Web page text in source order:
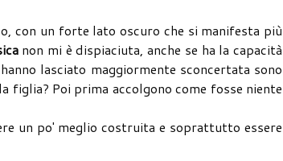
con un forte lato oscuro che si manifesta più
non mi è dispiaciuta, anche se ha la capacità
lasciato maggiormente sconcertata sono
figlia? Poi prima accolgono come fosse niente
un po' meglio costruita e soprattutto essere